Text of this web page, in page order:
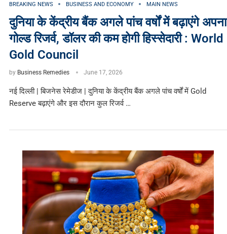
BREAKING NEWS BUSINESS AND ECONOMY MAIN NEWS
दुनिया के केंद्रीय बैंक अगले पांच वर्षों में बढ़ाएंगे अपना
गोल्ड रिजर्व, डॉलर की कम होगी हिस्सेदारी : World
Gold Council
by Business Remedies June 17, 2026
नई दिल्ली | बिजनेस रेमेडीज | दुनिया के केंद्रीय बैंक अगले पांच वर्षों में Gold
Reserve बढ़ाएंगे और इस दौरान कुल रिजर्व …